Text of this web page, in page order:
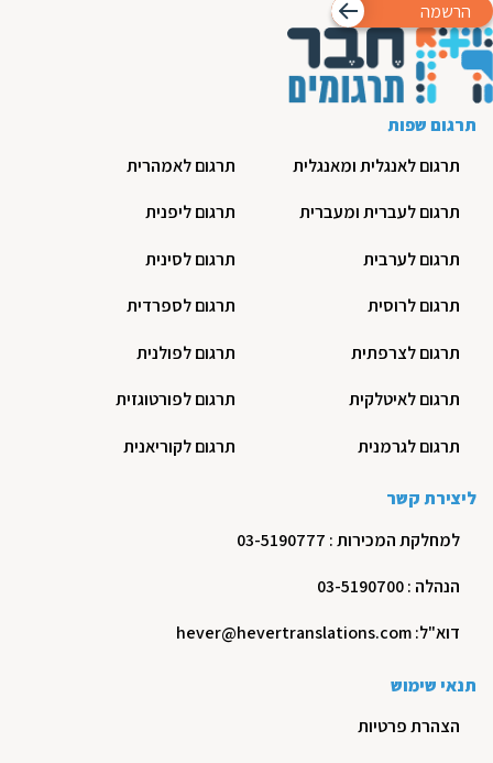
הרשמה
תרגום שפות
תרגום לאנגלית ומאנגלית
תרגום לעברית ומעברית
תרגום לערבית
תרגום לרוסית
תרגום לצרפתית
תרגום לאיטלקית
תרגום לגרמנית
תרגום לאמהרית
תרגום ליפנית
תרגום לסינית
תרגום לספרדית
תרגום לפולנית
תרגום לפורטוגזית
תרגום לקוריאנית
ליצירת קשר
למחלקת המכירות : 03-5190777
הנהלה : 03-5190700
דוא"ל: hever@hevertranslations.com
תנאי שימוש
הצהרת פרטיות